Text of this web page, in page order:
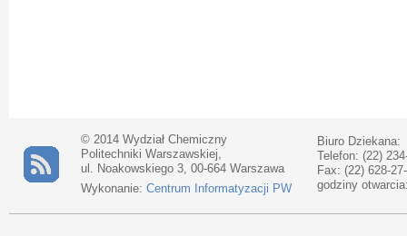
© 2014 Wydział Chemiczny
Politechniki Warszawskiej,
ul. Noakowskiego 3, 00-664 Warszawa
Wykonanie: Centrum Informatyzacji PW
Biuro Dziekana:
Telefon: (22)
Fax: (22) 628-
godziny